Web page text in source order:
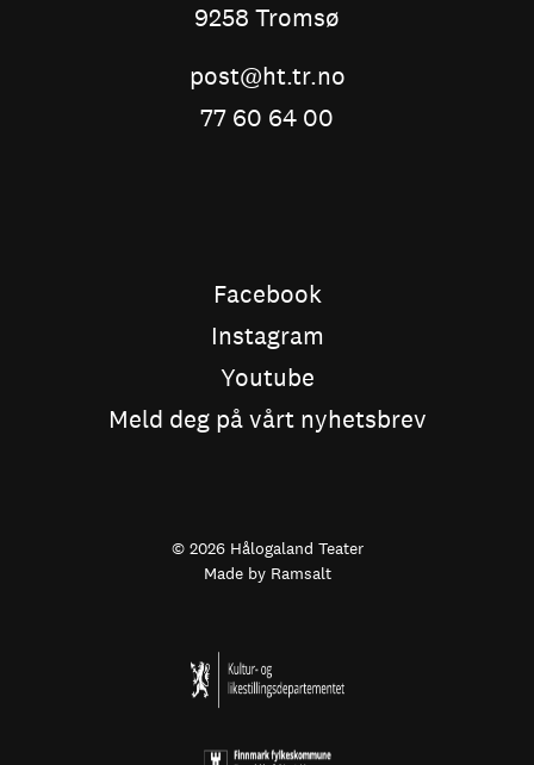
9258 Tromsø
post@ht.tr.no
77 60 64 00
Facebook
Instagram
Youtube
Meld deg på vårt nyhetsbrev
© 2026 Hålogaland Teater
Made by Ramsalt